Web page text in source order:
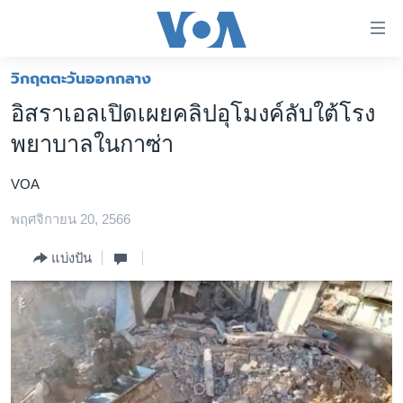
ต่อ
ข้าม
ไป
เนื้อหา
ข้าม
ไป
ข้าม
ไป
การ
ค้นหา
โลก
เอเชีย
สหรัฐฯ
ไทย
ธุรกิจ
วิทยาศาสตร์
สังคมและสุขภาพ
ไลฟ์สไตล์
ตรวจสอบข่าว
วิกฤตตะวันออกกลาง
อิสราเอลเปิดเผยคลิปอุโมงค์ลับใต้โรง
พยาบาลในกาซ่า
VOA
พฤศจิกายน 20, 2566
แบ่งปัน